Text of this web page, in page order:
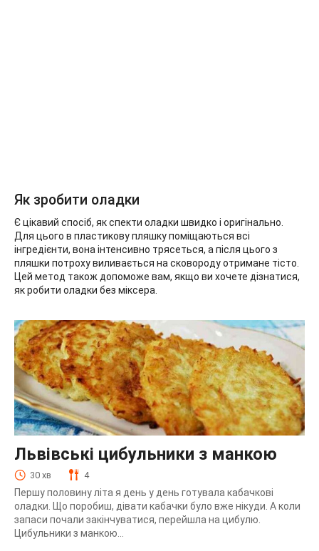
Як зробити оладки
Є цікавий спосіб, як спекти оладки швидко і оригінально.
Для цього в пластикову пляшку поміщаються всі
інгредієнти, вона інтенсивно трясеться, а після цього з
пляшки потроху виливається на сковороду отримане тісто.
Цей метод також допоможе вам, якщо ви хочете дізнатися,
як робити оладки без міксера.
Львівські цибульники з манкою
30 хв 4
Першу половину літа я день у день готувала кабачкові
оладки. Що поробиш, дівати кабачки було вже нікуди. А коли
запаси почали закінчуватися, перейшла на цибулю.
Цибульники з манкою...